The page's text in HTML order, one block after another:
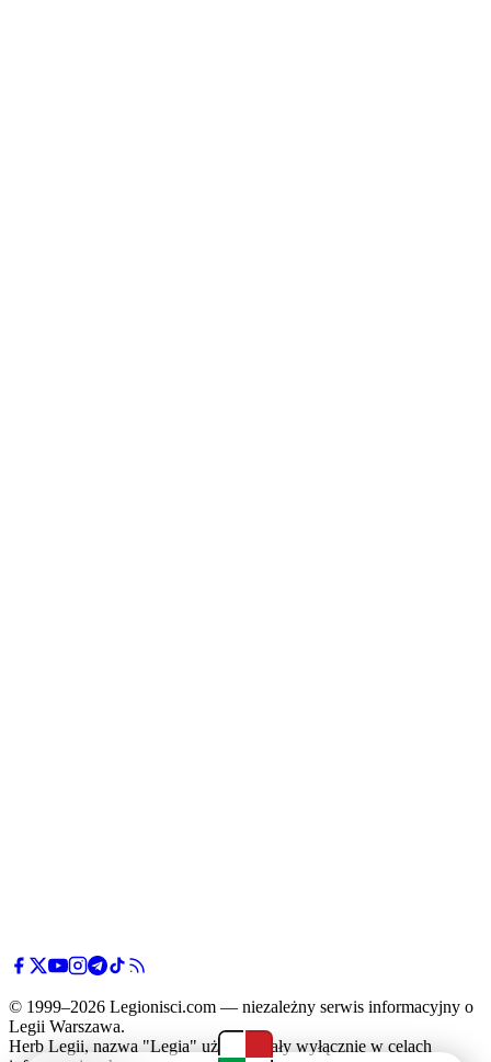
© 1999–2026 Legionisci.com — niezależny serwis informacyjny o
Legii Warszawa.
Herb Legii, nazwa "Legia" użyte zostały wyłącznie w celach